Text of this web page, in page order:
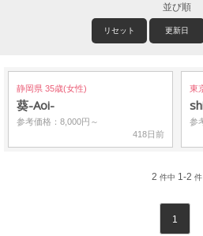
並び順
リセット 更新日
静岡県 35歳(女性)
葵-Aoi-
参考価格：8,000円～
418日前
東
参
2 件中 1-2 件
1